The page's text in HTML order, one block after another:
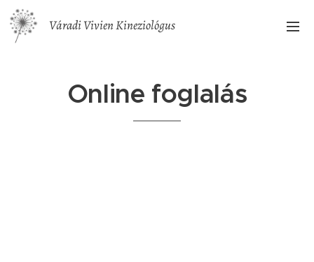
Váradi Vivien Kineziológus
Online foglalás